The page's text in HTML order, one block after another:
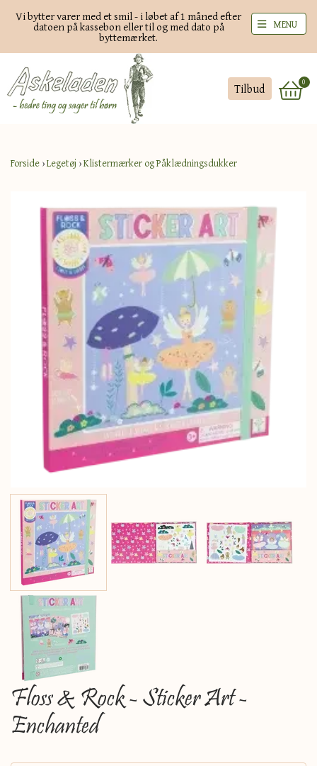
Vi bytter varer med et smil - i løbet af 1 måned efter
datoen på kassebon eller til og med dato på
byttemærket.
Tilbud 0
MENU
Forside ›Legetøj ›Klistermærker og Påklædningsdukker
Floss & Rock - Sticker Art -
Enchanted